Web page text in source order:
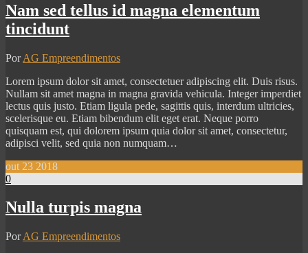
Nam sed tellus id magna elementum
tincidunt
Por AG Empreendimentos
Lorem ipsum dolor sit amet, consectetuer adipiscing elit. Duis risus.
Nullam sit amet magna in magna gravida vehicula. Integer imperdiet
lectus quis justo. Etiam ligula pede, sagittis quis, interdum ultricies,
scelerisque eu. Etiam bibendum elit eget erat. Neque porro
quisquam est, qui dolorem ipsum quia dolor sit amet, consectetur,
adipisci velit, sed quia non numquam…
out 23 2018
0
Nulla turpis magna
Por AG Empreendimentos